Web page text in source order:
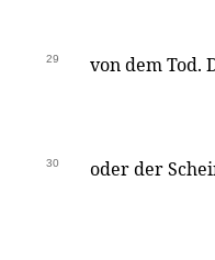
29 von dem Tod.
30 oder der